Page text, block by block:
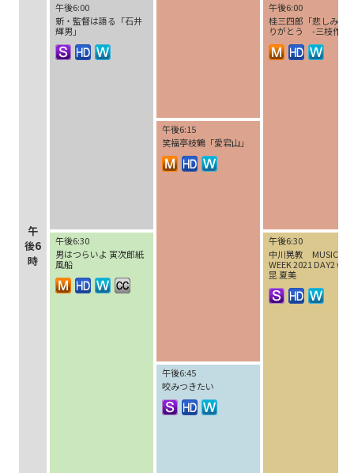
午
後6
時
午後6:00
新・監督は語る「石井
輝男」
午後6:00
桂三四郎「悲しみよ
りがとう -三枝作-」
午後6:15
笑福亭枝鶴「愛宕山」
午後6:30
男はつらいよ 寅次郎紙
風船
午後6:30
中川晃教 MUSICAL
WEEK 2021 DAY2 with
昆 夏美
午後6:45
咬みつきたい